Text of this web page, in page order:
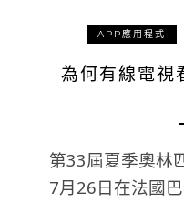
APP應用程式
為何有線電視
第33屆夏季奧林
7月26日在法國